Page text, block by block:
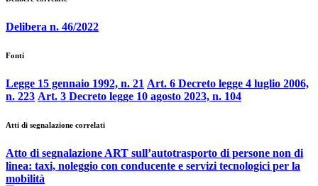
Delibera n. 46/2022
Fonti
Legge 15 gennaio 1992, n. 21 Art. 6 Decreto legge 4 luglio 2006,
n. 223 Art. 3 Decreto legge 10 agosto 2023, n. 104
Atti di segnalazione correlati
Atto di segnalazione ART sull’autotrasporto di persone non di
linea: taxi, noleggio con conducente e servizi tecnologici per la
mobilità